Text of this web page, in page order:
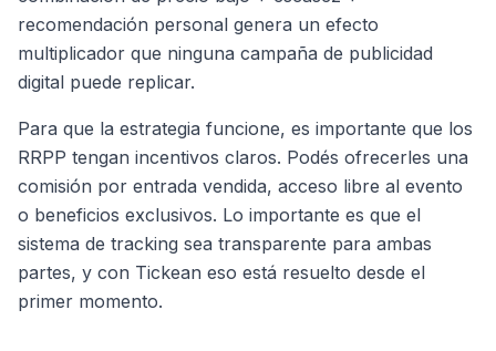
recomendación personal genera un efecto
multiplicador que ninguna campaña de publicidad
digital puede replicar.
Para que la estrategia funcione, es importante que los
RRPP tengan incentivos claros. Podés ofrecerles una
comisión por entrada vendida, acceso libre al evento
o beneficios exclusivos. Lo importante es que el
sistema de tracking sea transparente para ambas
partes, y con Tickean eso está resuelto desde el
primer momento.